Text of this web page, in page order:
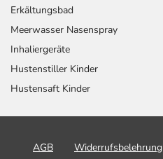
Erkältungsbad
Meerwasser Nasenspray
Inhaliergeräte
Hustenstiller Kinder
Hustensaft Kinder
AGB Widerrufsbelehrung